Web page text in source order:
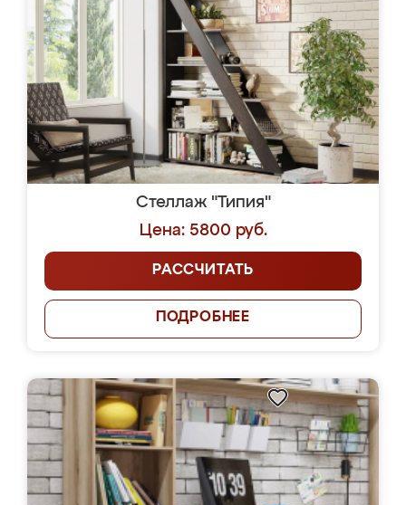
Стеллаж "Типия"
Цена: 5800 руб.
РАССЧИТАТЬ
ПОДРОБНЕЕ